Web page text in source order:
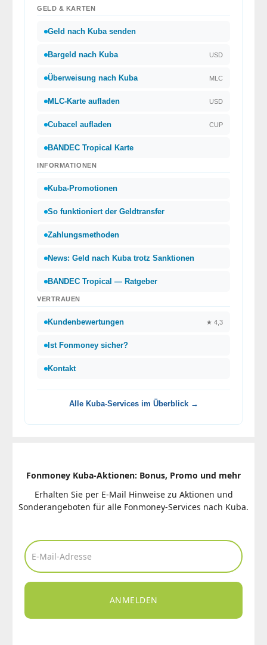
GELD & KARTEN
Geld nach Kuba senden
Bargeld nach Kuba USD
Überweisung nach Kuba MLC
MLC-Karte aufladen USD
Cubacel aufladen CUP
BANDEC Tropical Karte
INFORMATIONEN
Kuba-Promotionen
So funktioniert der Geldtransfer
Zahlungsmethoden
News: Geld nach Kuba trotz Sanktionen
BANDEC Tropical — Ratgeber
VERTRAUEN
Kundenbewertungen ★ 4,3
Ist Fonmoney sicher?
Kontakt
Alle Kuba-Services im Überblick →
Fonmoney Kuba-Aktionen: Bonus, Promo und mehr
Erhalten Sie per E-Mail Hinweise zu Aktionen und
Sonderangeboten für alle Fonmoney-Services nach Kuba.
ANMELDEN